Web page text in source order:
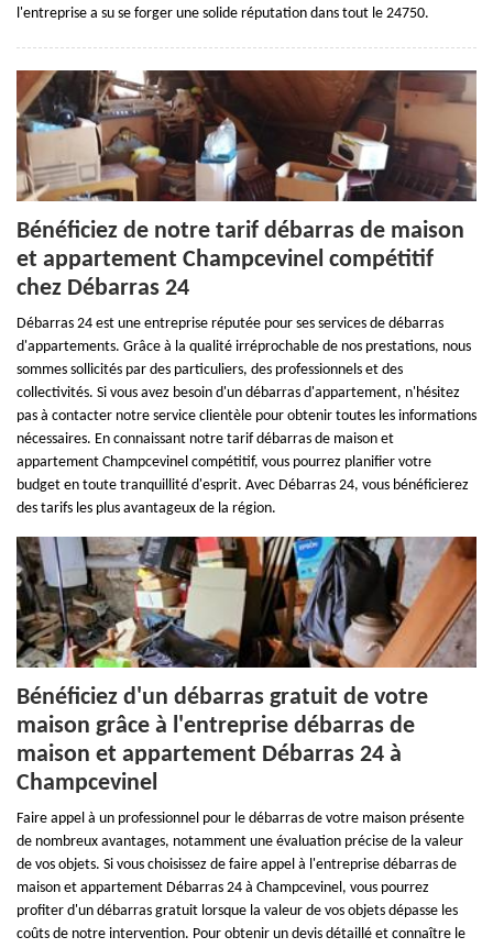
l'entreprise a su se forger une solide réputation dans tout le 24750.
Bénéficiez de notre tarif débarras de maison
et appartement Champcevinel compétitif
chez Débarras 24
Débarras 24 est une entreprise réputée pour ses services de débarras
d'appartements. Grâce à la qualité irréprochable de nos prestations, nous
sommes sollicités par des particuliers, des professionnels et des
collectivités. Si vous avez besoin d'un débarras d'appartement, n'hésitez
pas à contacter notre service clientèle pour obtenir toutes les informations
nécessaires. En connaissant notre tarif débarras de maison et
appartement Champcevinel compétitif, vous pourrez planifier votre
budget en toute tranquillité d'esprit. Avec Débarras 24, vous bénéficierez
des tarifs les plus avantageux de la région.
Bénéficiez d'un débarras gratuit de votre
maison grâce à l'entreprise débarras de
maison et appartement Débarras 24 à
Champcevinel
Faire appel à un professionnel pour le débarras de votre maison présente
de nombreux avantages, notamment une évaluation précise de la valeur
de vos objets. Si vous choisissez de faire appel à l'entreprise débarras de
maison et appartement Débarras 24 à Champcevinel, vous pourrez
profiter d'un débarras gratuit lorsque la valeur de vos objets dépasse les
coûts de notre intervention. Pour obtenir un devis détaillé et connaître le